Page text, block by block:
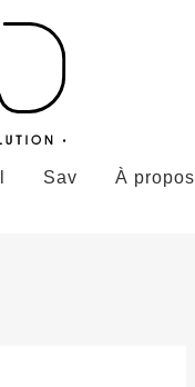
Sav À propos